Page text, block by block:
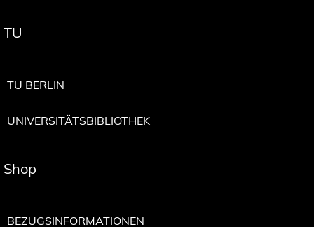
TU
TU BERLIN
UNIVERSITÄTSBIBLIOTHEK
Shop
BEZUGSINFORMATIONEN